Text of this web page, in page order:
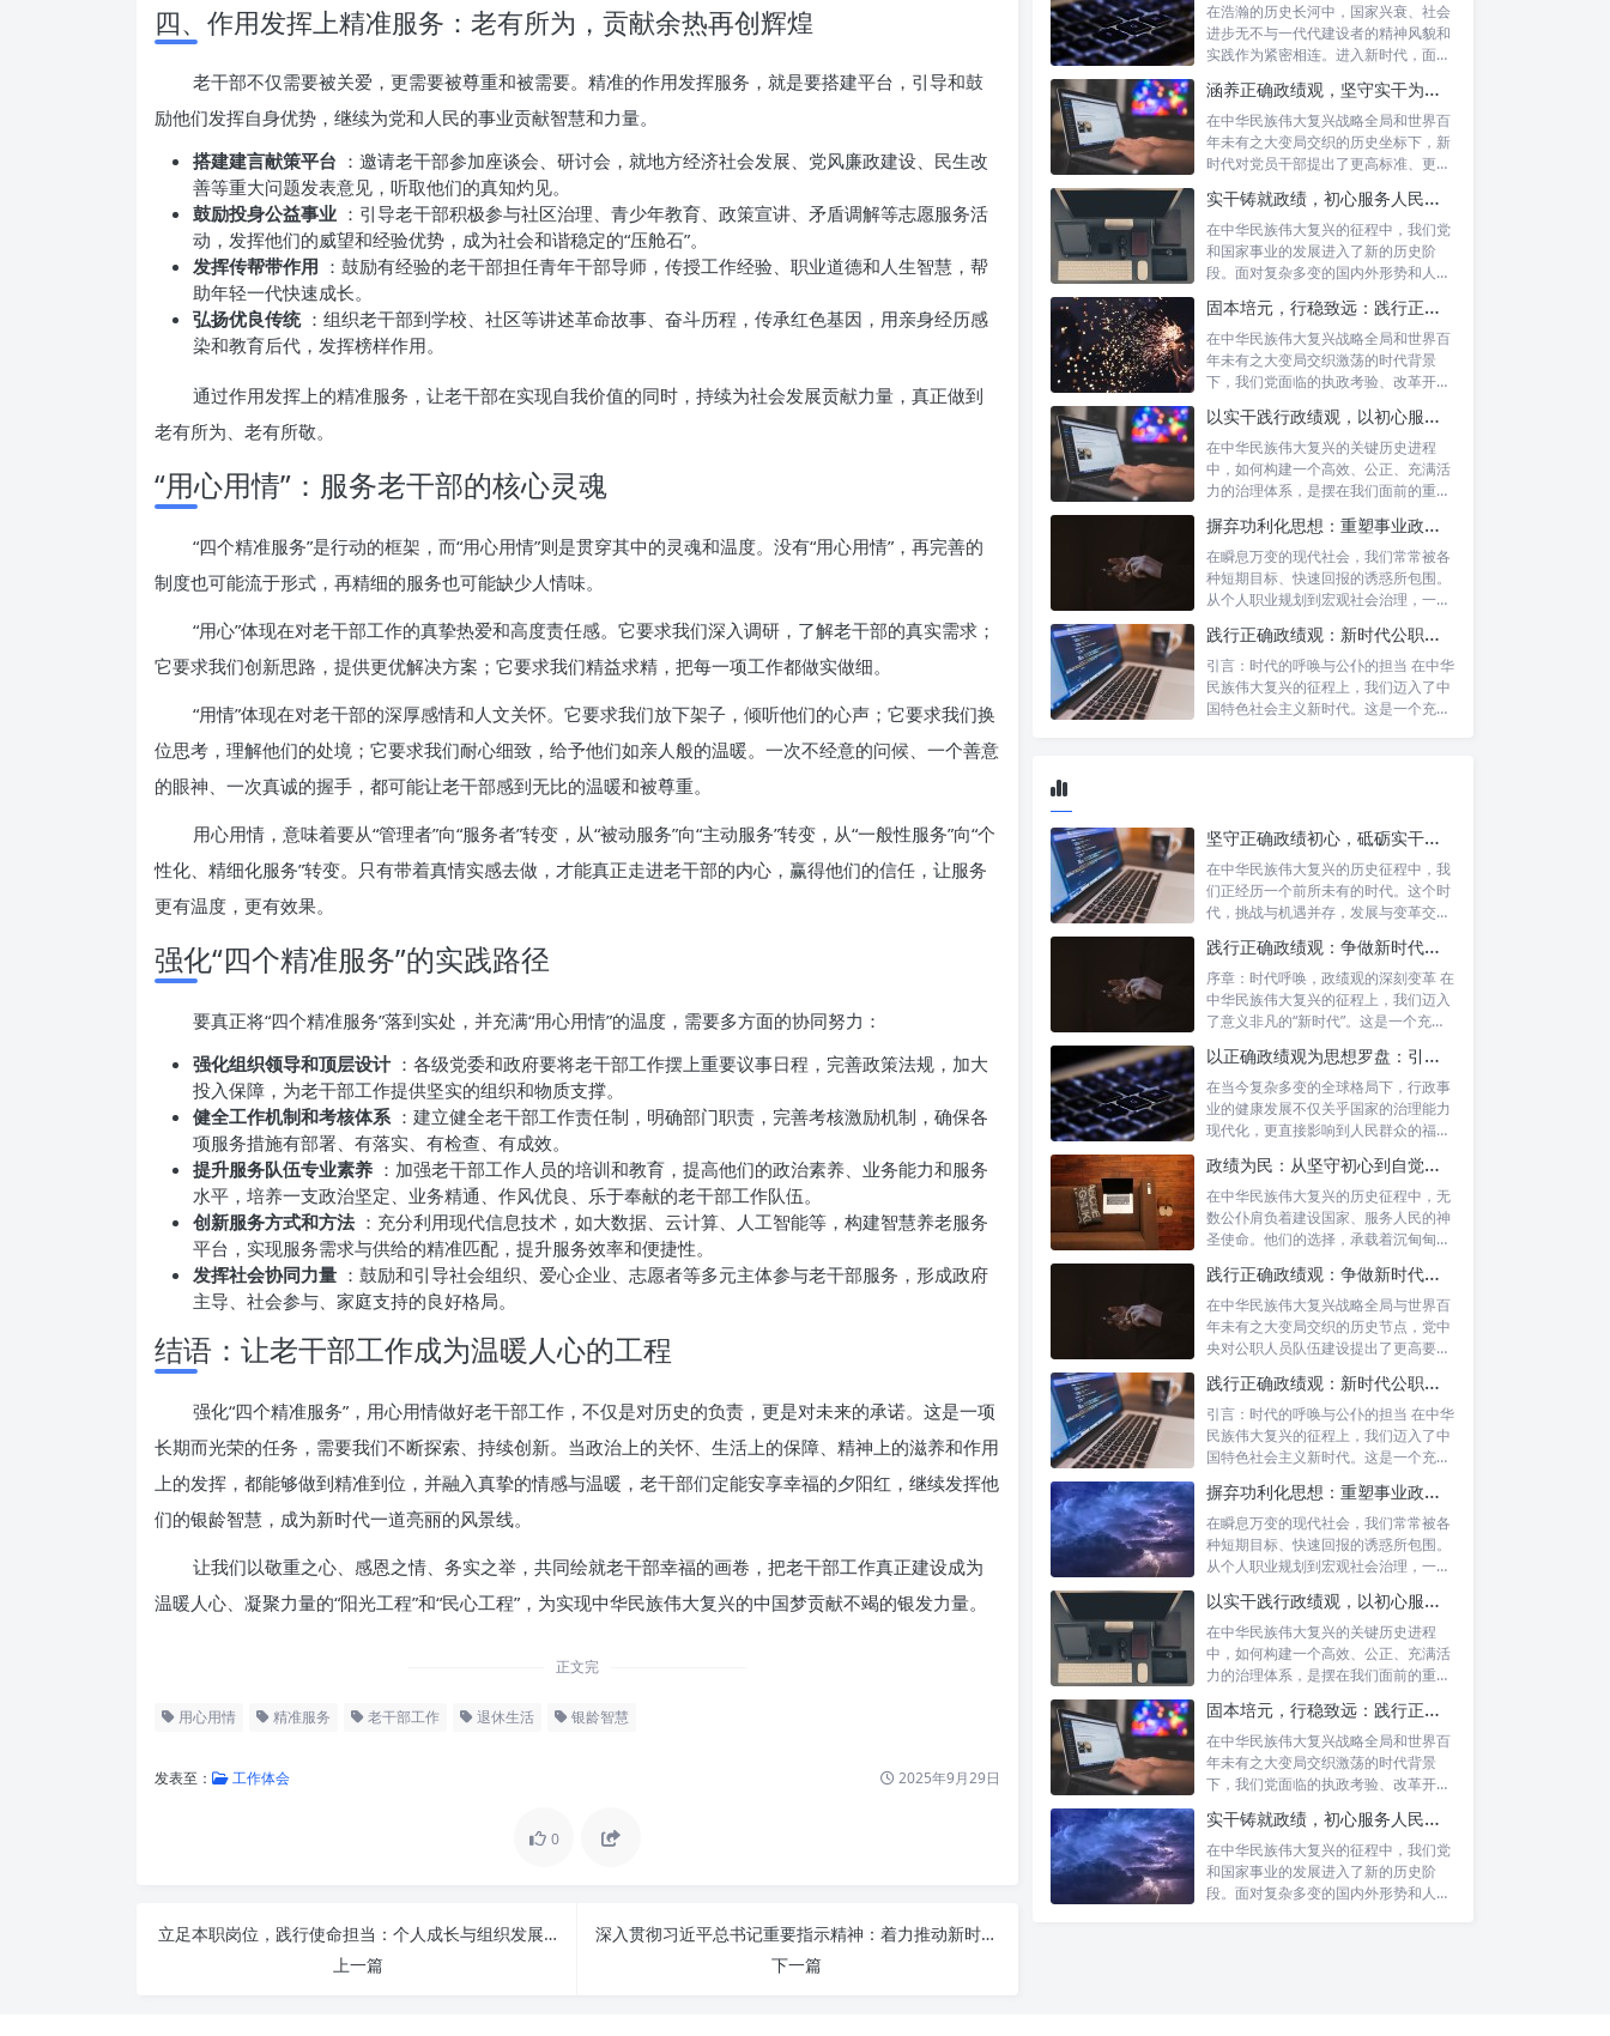
四、作用发挥上精准服务：老有所为，贡献余热再创辉煌
老干部不仅需要被关爱，更需要被尊重和被需要。精准的作用发挥服务，就是要搭建平台，引导和鼓
励他们发挥自身优势，继续为党和人民的事业贡献智慧和力量。
搭建建言献策平台 ：邀请老干部参加座谈会、研讨会，就地方经济社会发展、党风廉政建设、民生改
善等重大问题发表意见，听取他们的真知灼见。
鼓励投身公益事业 ：引导老干部积极参与社区治理、青少年教育、政策宣讲、矛盾调解等志愿服务活
动，发挥他们的威望和经验优势，成为社会和谐稳定的“压舱石”。
发挥传帮带作用 ：鼓励有经验的老干部担任青年干部导师，传授工作经验、职业道德和人生智慧，帮
助年轻一代快速成长。
弘扬优良传统 ：组织老干部到学校、社区等讲述革命故事、奋斗历程，传承红色基因，用亲身经历感
染和教育后代，发挥榜样作用。
通过作用发挥上的精准服务，让老干部在实现自我价值的同时，持续为社会发展贡献力量，真正做到
老有所为、老有所敬。
“用心用情”：服务老干部的核心灵魂
“四个精准服务”是行动的框架，而“用心用情”则是贯穿其中的灵魂和温度。没有“用心用情”，再完善的
制度也可能流于形式，再精细的服务也可能缺少人情味。
“用心”体现在对老干部工作的真挚热爱和高度责任感。它要求我们深入调研，了解老干部的真实需求；
它要求我们创新思路，提供更优解决方案；它要求我们精益求精，把每一项工作都做实做细。
“用情”体现在对老干部的深厚感情和人文关怀。它要求我们放下架子，倾听他们的心声；它要求我们换
位思考，理解他们的处境；它要求我们耐心细致，给予他们如亲人般的温暖。一次不经意的问候、一个善意
的眼神、一次真诚的握手，都可能让老干部感到无比的温暖和被尊重。
用心用情，意味着要从“管理者”向“服务者”转变，从“被动服务”向“主动服务”转变，从“一般性服务”向“个
性化、精细化服务”转变。只有带着真情实感去做，才能真正走进老干部的内心，赢得他们的信任，让服务
更有温度，更有效果。
强化“四个精准服务”的实践路径
要真正将“四个精准服务”落到实处，并充满“用心用情”的温度，需要多方面的协同努力：
强化组织领导和顶层设计 ：各级党委和政府要将老干部工作摆上重要议事日程，完善政策法规，加大
投入保障，为老干部工作提供坚实的组织和物质支撑。
健全工作机制和考核体系 ：建立健全老干部工作责任制，明确部门职责，完善考核激励机制，确保各
项服务措施有部署、有落实、有检查、有成效。
提升服务队伍专业素养 ：加强老干部工作人员的培训和教育，提高他们的政治素养、业务能力和服务
水平，培养一支政治坚定、业务精通、作风优良、乐于奉献的老干部工作队伍。
创新服务方式和方法 ：充分利用现代信息技术，如大数据、云计算、人工智能等，构建智慧养老服务
平台，实现服务需求与供给的精准匹配，提升服务效率和便捷性。
发挥社会协同力量 ：鼓励和引导社会组织、爱心企业、志愿者等多元主体参与老干部服务，形成政府
主导、社会参与、家庭支持的良好格局。
结语：让老干部工作成为温暖人心的工程
强化“四个精准服务”，用心用情做好老干部工作，不仅是对历史的负责，更是对未来的承诺。这是一项
长期而光荣的任务，需要我们不断探索、持续创新。当政治上的关怀、生活上的保障、精神上的滋养和作用
上的发挥，都能够做到精准到位，并融入真挚的情感与温暖，老干部们定能安享幸福的夕阳红，继续发挥他
们的银龄智慧，成为新时代一道亮丽的风景线。
让我们以敬重之心、感恩之情、务实之举，共同绘就老干部幸福的画卷，把老干部工作真正建设成为
温暖人心、凝聚力量的“阳光工程”和“民心工程”，为实现中华民族伟大复兴的中国梦贡献不竭的银发力量。
正文完
用心用情 精准服务 老干部工作 退休生活 银龄智慧
发表至： 工作体会 2025年9月29日
0
立足本职岗位，践行使命担当：个人成长与组织发展的双赢之道
上一篇
深入贯彻习近平总书记重要指示精神：着力推动新时代办公室工作高质量发展
下一篇
在浩瀚的历史长河中，国家兴衰、社会
进步无不与一代代建设者的精神风貌和
实践作为紧密相连。进入新时代，面对
涵养正确政绩观，坚守实干为民情怀：新时代党员干部的责任与担当
在中华民族伟大复兴战略全局和世界百
年未有之大变局交织的历史坐标下，新
时代对党员干部提出了更高标准、更严
实干铸就政绩，初心服务人民：新时代干部担当作为的实践指南
在中华民族伟大复兴的征程中，我们党
和国家事业的发展进入了新的历史阶
段。面对复杂多变的国内外形势和人民
固本培元，行稳致远：践行正确政绩理念，永葆务实清廉作风的时代命题
在中华民族伟大复兴战略全局和世界百
年未有之大变局交织激荡的时代背景
下，我们党面临的执政考验、改革开放
以实干践行政绩观，以初心服务群众：新时代治理的灯塔与指南
在中华民族伟大复兴的关键历史进程
中，如何构建一个高效、公正、充满活
力的治理体系，是摆在我们面前的重要
摒弃功利化思想：重塑事业政绩观，驱动社会高质量发展
在瞬息万变的现代社会，我们常常被各
种短期目标、快速回报的诱惑所包围。
从个人职业规划到宏观社会治理，一种
践行正确政绩观：新时代公职人员的使命与担当
引言：时代的呼唤与公仆的担当 在中华
民族伟大复兴的征程上，我们迈入了中
国特色社会主义新时代。这是一个充满
坚守正确政绩初心，砥砺实干担当精神：锚定新时代高质量发展的精神坐标
在中华民族伟大复兴的历史征程中，我
们正经历一个前所未有的时代。这个时
代，挑战与机遇并存，发展与变革交
践行正确政绩观：争做新时代合格公职人员的根本遵循与行动自觉
序章：时代呼唤，政绩观的深刻变革 在
中华民族伟大复兴的征程上，我们迈入
了意义非凡的“新时代”。这是一个充满
以正确政绩观为思想罗盘：引领行政事业高质量发展新征程
在当今复杂多变的全球格局下，行政事
业的健康发展不仅关乎国家的治理能力
现代化，更直接影响到人民群众的福祉
政绩为民：从坚守初心到自觉树立正确政绩观的实践之路
在中华民族伟大复兴的历史征程中，无
数公仆肩负着建设国家、服务人民的神
圣使命。他们的选择，承载着沉甸甸的
践行正确政绩观：争做新时代合格公职人员的根本遵循与实践路径
在中华民族伟大复兴战略全局与世界百
年未有之大变局交织的历史节点，党中
央对公职人员队伍建设提出了更高要
践行正确政绩观：新时代公职人员的使命与担当
引言：时代的呼唤与公仆的担当 在中华
民族伟大复兴的征程上，我们迈入了中
国特色社会主义新时代。这是一个充满
摒弃功利化思想：重塑事业政绩观，驱动社会高质量发展
在瞬息万变的现代社会，我们常常被各
种短期目标、快速回报的诱惑所包围。
从个人职业规划到宏观社会治理，一种
以实干践行政绩观，以初心服务群众：新时代治理的灯塔与指南
在中华民族伟大复兴的关键历史进程
中，如何构建一个高效、公正、充满活
力的治理体系，是摆在我们面前的重要
固本培元，行稳致远：践行正确政绩理念，永葆务实清廉作风的时代命题
在中华民族伟大复兴战略全局和世界百
年未有之大变局交织激荡的时代背景
下，我们党面临的执政考验、改革开放
实干铸就政绩，初心服务人民：新时代干部担当作为的实践指南
在中华民族伟大复兴的征程中，我们党
和国家事业的发展进入了新的历史阶
段。面对复杂多变的国内外形势和人民
退休老干部：党和国家的宝贵财
富
深入解读“四个精准服务”：构建
全方位关爱体系